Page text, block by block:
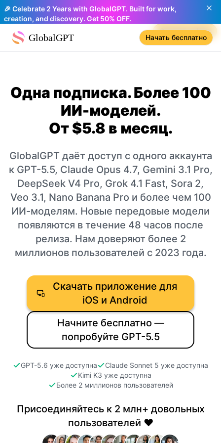
🎉 Celebrate 2 Years with GlobalGPT. Built for work,
creation, and discovery. Get 50% OFF.
Compare plans
GlobalGPT Начать бесплатно
Одна подписка. Более 100
ИИ-моделей.
От $5.8 в месяц.
GlobalGPT даёт доступ с одного аккаунта
к GPT-5.5, Claude Opus 4.7, Gemini 3.1 Pro,
DeepSeek V4 Pro, Grok 4.1 Fast, Sora 2,
Veo 3.1, Nano Banana Pro и более чем 100
ИИ-моделям. Новые передовые модели
появляются в течение 48 часов после
релиза. Нам доверяют более 2
миллионов пользователей с 2023 года.
Скачать приложение для
iOS и Android
Начните бесплатно —
попробуйте GPT-5.5
GPT-5.6 уже доступна
Claude Sonnet 5 уже доступна
Kimi K3 уже доступна
Более 2 миллионов пользователей
Присоединяйтесь к 2 млн+ довольных
пользователей ❤️